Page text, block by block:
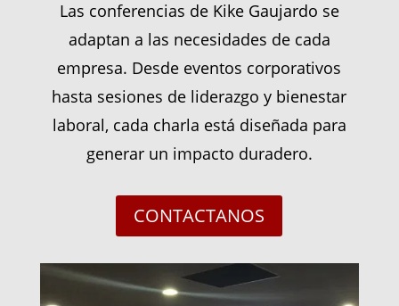
Las conferencias de Kike Gaujardo se
adaptan a las necesidades de cada
empresa. Desde eventos corporativos
hasta sesiones de liderazgo y bienestar
laboral, cada charla está diseñada para
generar un impacto duradero.
CONTACTANOS